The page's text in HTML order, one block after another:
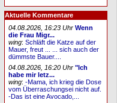
Aktuelle Kommentare
04.08.2026, 16:23 Uhr Wenn
die Frau Migr...
wing:Schläft die Katze auf der
Mauer, freut ... ... sich auch der
dümmste Bauer....
04.08.2026, 16:20 Uhr "Ich
habe mir letz...
wing:-Mama, ich krieg die Dose
vom Überraschungsei nicht auf.
-Das ist eine Avocado,...